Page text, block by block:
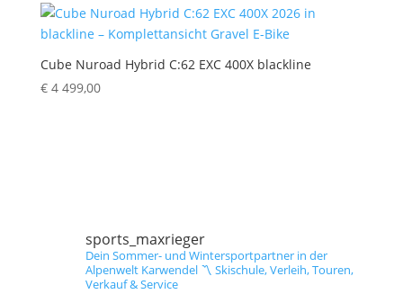
Cube Nuroad Hybrid C:62 EXC 400X blackline
€4 499,00
sports_maxrieger
Dein Sommer- und Wintersportpartner in der
Alpenwelt Karwendel〽️ Skischule, Verleih, Touren,
Verkauf & Service